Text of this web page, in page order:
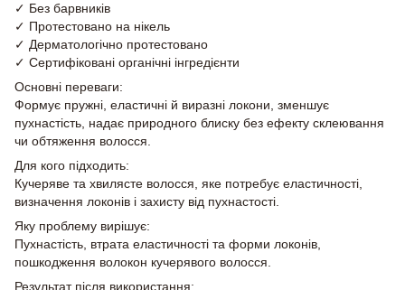
✓ Без барвників
✓ Протестовано на нікель
✓ Дерматологічно протестовано
✓ Сертифіковані органічні інгредієнти
Основні переваги:
Формує пружні, еластичні й виразні локони, зменшує
пухнастість, надає природного блиску без ефекту склеювання
чи обтяження волосся.
Для кого підходить:
Кучеряве та хвилясте волосся, яке потребує еластичності,
визначення локонів і захисту від пухнастості.
Яку проблему вирішує:
Пухнастість, втрата еластичності та форми локонів,
пошкодження волокон кучерявого волосся.
Результат після використання: